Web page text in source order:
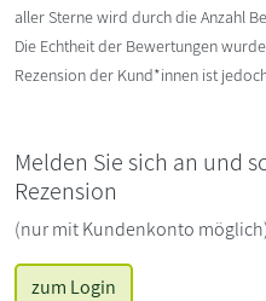
aller Sterne wird durch die Anzahl
Die Echtheit der Bewertungen
Rezension der Kund*innen ist
Melden Sie sich an und
Rezension
(nur mit Kundenkonto
zum Login